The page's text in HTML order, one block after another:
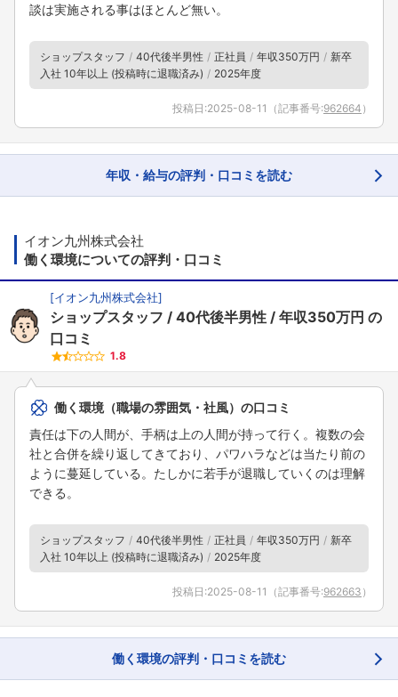
談は実施される事はほとんど無い。
ショップスタッフ 40代後半男性 正社員 年収350万円
新卒
入社 10年以上 (投稿時に退職済み)
2025年度
投稿日:2025-08-11 （記事番号:962664 ）
年収・給与の評判・口コミを読む
イオン九州株式会社
働く環境についての評判・口コミ
[イオン九州株式会社]
ショップスタッフ 40代後半男性 年収350万円 の
口コミ
1.8
働く環境（職場の雰囲気・社風）の口コミ
責任は下の人間が、手柄は上の人間が持って行く。複数の会
社と合併を繰り返してきており、パワハラなどは当たり前の
ように蔓延している。たしかに若手が退職していくのは理解
できる。
ショップスタッフ 40代後半男性 正社員 年収350万円
新卒
入社 10年以上 (投稿時に退職済み)
2025年度
投稿日:2025-08-11 （記事番号:962663 ）
働く環境の評判・口コミを読む